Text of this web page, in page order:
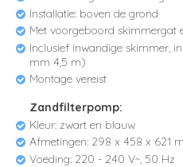
Installatie: boven de grond
Met voorgeboord skimmergat
Inclusief inwandige skimmer,
mm 4,5 m)
Montage vereist
Zandfilterpomp:
Kleur: zwart en blauw
Afmetingen: 298 x 458 x 621
Voeding: 220 - 240 V~, 50 Hz